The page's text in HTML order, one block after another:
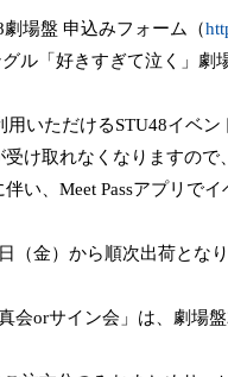
劇場盤 申込みフォーム（
ル「好きすぎて泣く」劇
用いただけるSTU48イベン
受け取れなくな り ますので
い、 Meet Passアプリでイ
日（金）から順次出荷となり
会orサイン会」は、劇場盤